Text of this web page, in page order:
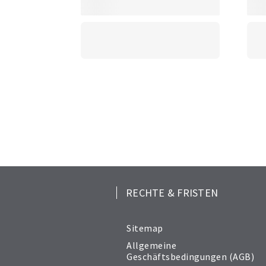
RECHTE & FRISTEN
Sitemap
Allgemeine
Geschäftsbedingungen (AGB)